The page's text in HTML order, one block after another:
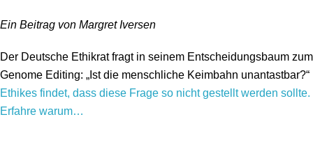
Ein Beitrag von Margret Iversen
Der Deutsche Ethikrat fragt in seinem Entscheidungsbaum zum
Genome Editing: „Ist die menschliche Keimbahn unantastbar?“
Ethikes findet, dass diese Frage so nicht gestellt werden sollte.
Erfahre warum…